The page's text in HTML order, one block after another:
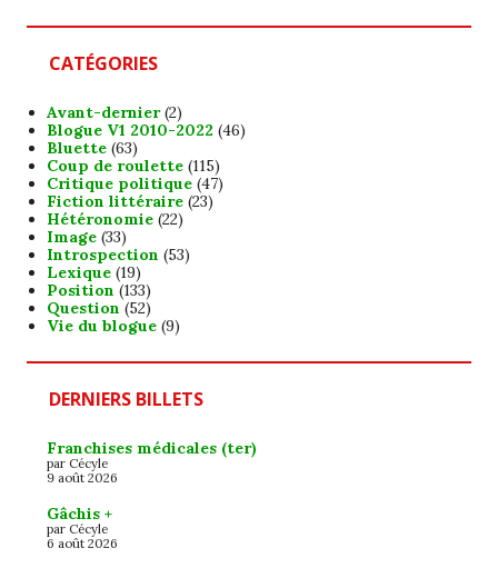
CATÉGORIES
Avant-dernier(2)
Blogue V1 2010-2022 (46)
Bluette(63)
Coup de roulette(115)
Critique politique(47)
Fiction littéraire(23)
Hétéronomie(22)
Image(33)
Introspection (53)
Lexique(19)
Position (133)
Question (52)
Vie du blogue(9)
DERNIERS BILLETS
Franchises médicales (ter)
par Cécyle
9 août 2026
Gâchis +
par Cécyle
6 août 2026